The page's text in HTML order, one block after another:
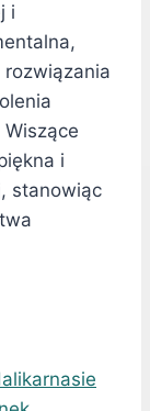
i
i
stanowiąc